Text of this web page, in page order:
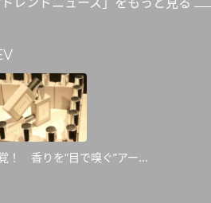
！ 香りを“目で嗅ぐ”アー...